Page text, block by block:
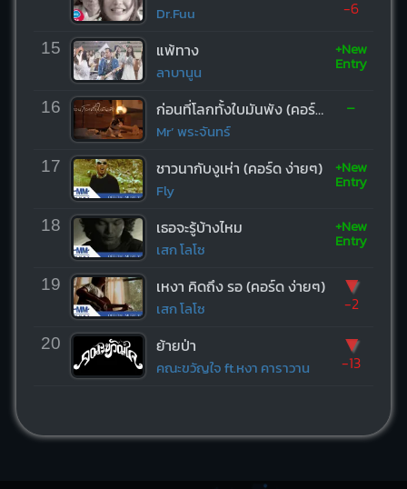
Dr.Fuu -6
15 แพ้ทาง
ลาบานูน
+New
Entry
16 ก่อนที่โลกทั้งใบมันพัง (คอร์ด ง่ายๆ)
Mr’ พระจันทร์
-
17 ชาวนากับงูเห่า (คอร์ด ง่ายๆ)
Fly
+New
Entry
18 เธอจะรู้บ้างไหม
เสก โลโซ
+New
Entry
19 เหงา คิดถึง รอ (คอร์ด ง่ายๆ)
เสก โลโซ
▼
-2
20 ย้ายป่า
คณะขวัญใจ ft.หงา คาราวาน
▼
-13